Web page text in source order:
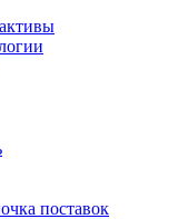
поставок